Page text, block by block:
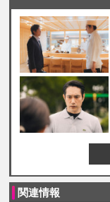
関連情報